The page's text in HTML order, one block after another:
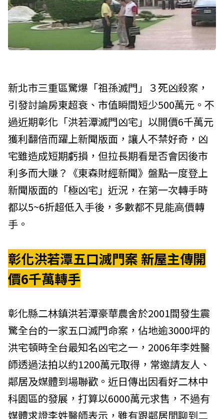
新北市三重區驚爆「祖孫滅門」３死凶殺案，
引發討論房東超衰、市值瞬間短少500萬元。不
過近期彰化「洪若潭滅門凶宅」以開價6千萬元
獲利翻倍而躍上新聞版面，讓人不禁好奇，凶
宅雖造成短期虧損，但拉長期看是否會因後市
利多而大賺？《東森財經新聞》盤點一度登上
新聞版面的「極凶宅」近況，在第一次轉手時
都以5~6折超低入手後，多數都不見能高價轉
手。
彰化洪若潭五口滅門案 新屋主傳開
價6千萬轉手
彰化縣二林鎮洪若潭豪華農舍於2001間發生震
驚全台的一家五口滅門命案，佔地逾3000坪的
洪宅頓時全台最知名凶宅之一，2006年李姓醫
師透過法拍以約1200萬元取得，常邀請友人、
鄰居及媒體到場聯歡。近日傳出因看好二林中
科園區的發展，打算以6000萬元求售，不過有
媒體求證李姓醫師表示，雖有跟鄰居閒聊到二